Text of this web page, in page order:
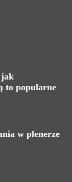
jak
to popularne
w plenerze